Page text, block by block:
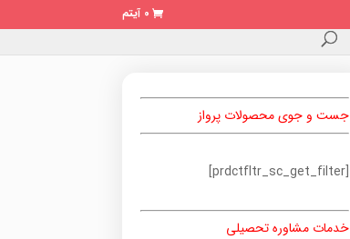
0 آیتم
جست و جوی محصولات پرواز
[prdctfltr_sc_get_filter]
خدمات مشاوره تحصیلی